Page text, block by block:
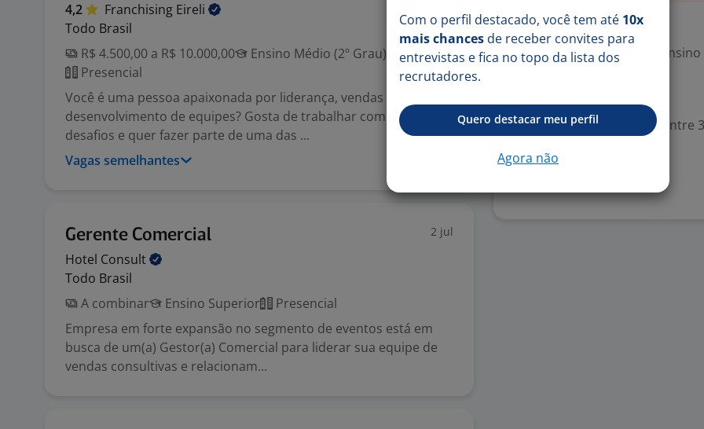
4,2 Franchising Eireli
Todo Brasil
R$ 4.500,00 a R$ 10.000,00
Ensino Médio (2º Grau)
Presencial
Você é uma pessoa apaixonada por liderança, vendas e
desenvolvimento de equipes? Gosta de trabalhar com metas,
desafios e quer fazer parte de uma das ...
Vagas semelhantes
Gerente Comercial 2 jul
Hotel Consult
Todo Brasil
A combinar
Ensino Superior
Presencial
Empresa em forte expansão no segmento de eventos está em
busca de um(a) Gestor(a) Comercial para liderar sua equipe de
vendas consultivas e relacionam...
Exigências
Escolaridade Mínima:
Experiência desejada: Entre
Denunciar vaga
Com o perfil destacado, você tem até 10x
mais chances de receber convites para
entrevistas e fica no topo da lista dos
recrutadores.
Quero destacar meu perfil
Agora não